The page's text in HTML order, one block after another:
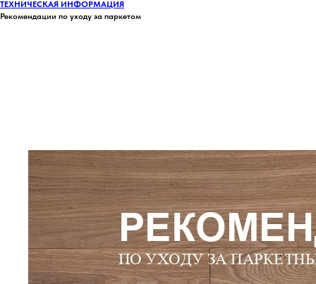
ТЕХНИЧЕСКАЯ ИНФОРМАЦИЯ
Рекомендации по уходу за паркетом